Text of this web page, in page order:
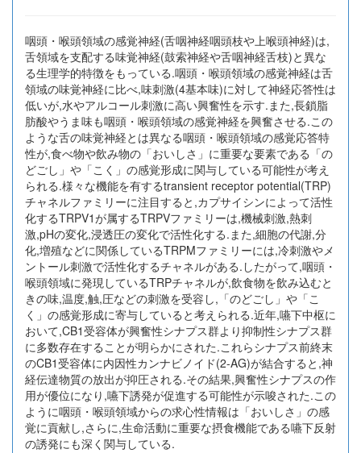
咽頭・喉頭領域の感覚神経(舌咽神経咽頭枝や上喉頭神経)は,
舌領域を支配する味覚神経(鼓索神経や舌咽神経舌枝)と異な
る生理学的特徴をもっている.咽頭・喉頭領域の感覚神経は舌
領域の味覚神経に比べ,味刺激(4基本味)に対して神経応答性は
低いが,水やアルコール刺激に高い興奮性を示す.また,長鎖脂
肪酸やうま味も咽頭・喉頭領域の感覚神経を興奮させる.この
ような舌の味覚神経とは異なる咽頭・喉頭領域の感覚応答特
性が,食べ物や飲み物の「おいしさ」に重要な要素である「の
どごし」や「こく」の感覚形成に関与している可能性が考え
られる.様々な機能を有するtransient receptor potential(TRP)
チャネルファミリーに注目すると,カプサイシンによって活性
化するTRPV1が属するTRPVファミリーは,機械刺激,熱刺
激,pHの変化,浸透圧の変化で活性化する.また,細胞の代謝,分
化,増殖などに関係しているTRPMファミリーには,冷刺激やメ
ントール刺激で活性化するチャネルがある.したがって,咽頭・
喉頭領域に発現しているTRPチャネルが,飲食物を飲み込むと
きの味,温度,触,圧などの刺激を受容し,「のどごし」や「こ
く」の感覚形成に寄与していると考えられる.近年,嚥下中枢に
おいて,CB1受容体が興奮性シナプス群より抑制性シナプス群
に多数存在することが明らかにされた.これらシナプス前終末
のCB1受容体に内因性カンナビノイド(2-AG)が結合すると,神
経伝達物質の放出が抑圧される.その結果,興奮性シナプスの作
用が優位になり,嚥下誘発が促進する可能性が示唆された.この
ように咽頭・喉頭領域からの求心性情報は「おいしさ」の感
覚に貢献し,さらに,生命活動に重要な摂食機能である嚥下反射
の誘発にも深く関与している.